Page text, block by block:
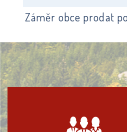
Záměr obce prodat